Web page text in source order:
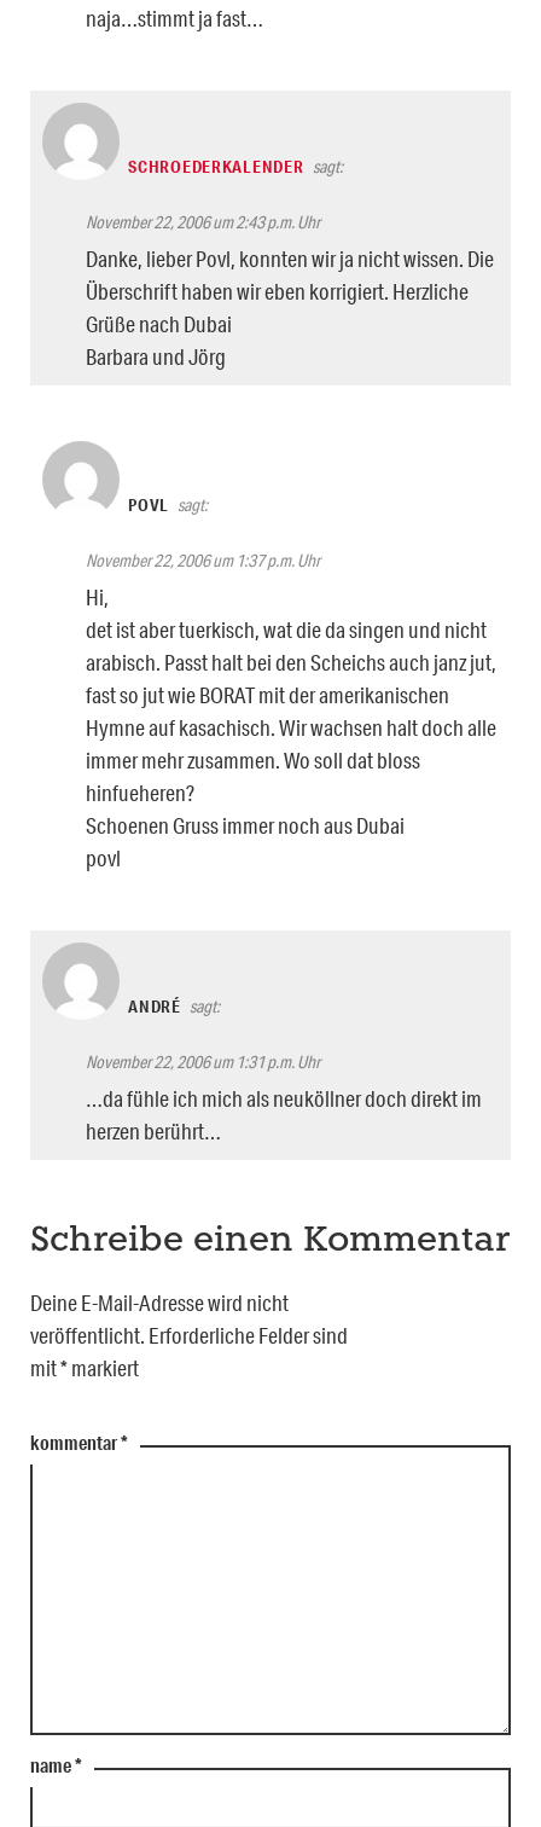
naja…stimmt ja fast…
SCHROEDERKALENDER sagt:
November 22, 2006 um 2:43 p.m. Uhr
Danke, lieber Povl, konnten wir ja nicht wissen. Die
Überschrift haben wir eben korrigiert. Herzliche
Grüße nach Dubai
Barbara und Jörg
POVL sagt:
November 22, 2006 um 1:37 p.m. Uhr
Hi,
det ist aber tuerkisch, wat die da singen und nicht
arabisch. Passt halt bei den Scheichs auch janz jut,
fast so jut wie BORAT mit der amerikanischen
Hymne auf kasachisch. Wir wachsen halt doch alle
immer mehr zusammen. Wo soll dat bloss
hinfueheren?
Schoenen Gruss immer noch aus Dubai
povl
ANDRÉ sagt:
November 22, 2006 um 1:31 p.m. Uhr
…da fühle ich mich als neuköllner doch direkt im
herzen berührt…
Schreibe einen Kommentar
Deine E-Mail-Adresse wird nicht
veröffentlicht. Erforderliche Felder sind
mit*markiert
kommentar*
name*